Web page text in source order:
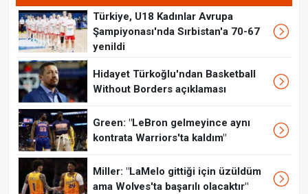
Türkiye, U18 Kadınlar Avrupa
Şampiyonası'nda Sırbistan'a 70-67
yenildi
Hidayet Türkoğlu'ndan Basketball
Without Borders açıklaması
Green: "LeBron gelmeyince aynı
kontrata Warriors'ta kaldım"
Miller: "LaMelo gittiği için üzüldüm
ama Wolves'ta başarılı olacaktır"